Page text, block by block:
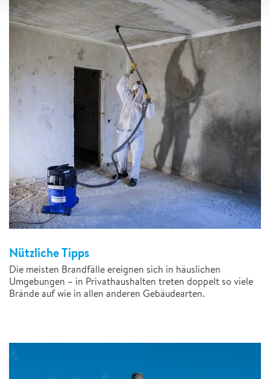
Nützliche Tipps
Die meisten Brandfälle ereignen sich in häuslichen
Umgebungen – in Privathaushalten treten doppelt so viele
Brände auf wie in allen anderen Gebäudearten.